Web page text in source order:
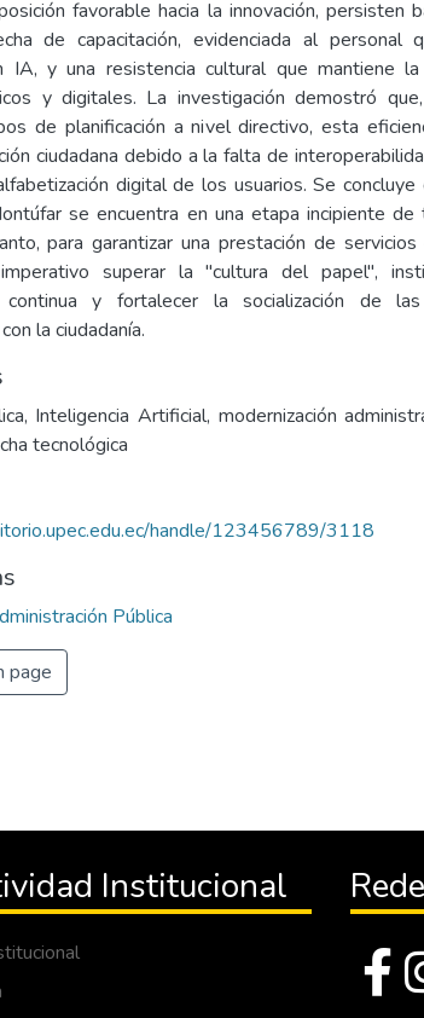
favorable hacia la innovación, persisten
de capacitación, evidenciada al personal
IA, y una resistencia cultural que mantiene
y digitales. La investigación demostró
de planificación a nivel directivo, esta
ciudadana debido a la falta de
digital de los usuarios. Se
se encuentra en una etapa incipiente de
para garantizar una prestación de
superar la "cultura del papel",
continua y fortalecer la socialización de las
la ciudadanía.
Inteligencia Artificial, modernización
tecnológica
handle/123456789/3118
Pública
page
Institucional